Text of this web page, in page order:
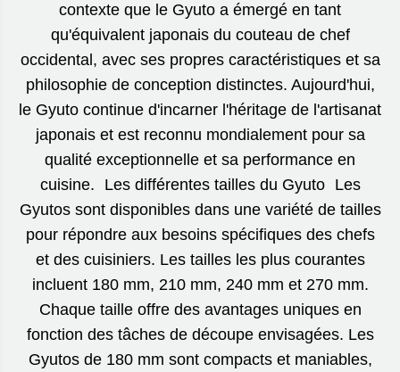
contexte que le Gyuto a émergé en tant
qu'équivalent japonais du couteau de chef
occidental, avec ses propres caractéristiques et sa
philosophie de conception distinctes. Aujourd'hui,
le Gyuto continue d'incarner l'héritage de l'artisanat
japonais et est reconnu mondialement pour sa
qualité exceptionnelle et sa performance en
cuisine. Les différentes tailles du Gyuto Les
Gyutos sont disponibles dans une variété de tailles
pour répondre aux besoins spécifiques des chefs
et des cuisiniers. Les tailles les plus courantes
incluent 180 mm, 210 mm, 240 mm et 270 mm.
Chaque taille offre des avantages uniques en
fonction des tâches de découpe envisagées. Les
Gyutos de 180 mm sont compacts et maniables,